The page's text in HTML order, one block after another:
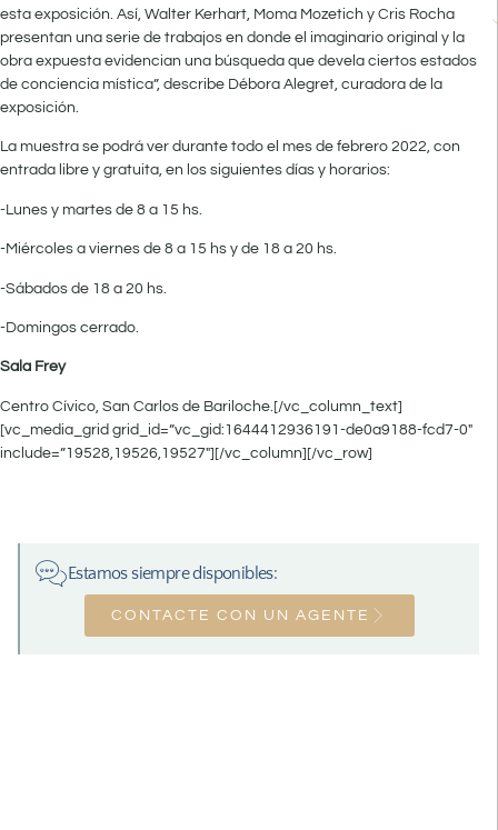
esta exposición. Así, Walter Kerhart, Moma Mozetich y Cris Rocha
presentan una serie de trabajos en donde el imaginario original y la
obra expuesta evidencian una búsqueda que devela ciertos estados
de conciencia mística”, describe Débora Alegret, curadora de la
exposición.
La muestra se podrá ver durante todo el mes de febrero 2022, con
entrada libre y gratuita, en los siguientes días y horarios:
-Lunes y martes de 8 a 15 hs.
-Miércoles a viernes de 8 a 15 hs y de 18 a 20 hs.
-Sábados de 18 a 20 hs.
-Domingos cerrado.
Sala Frey
Centro Cívico, San Carlos de Bariloche.[/vc_column_text]
[vc_media_grid grid_id=”vc_gid:1644412936191-de0a9188-fcd7-0″
include=”19528,19526,19527″][/vc_column][/vc_row]
Estamos siempre disponibles:
CONTACTE CON UN AGENTE